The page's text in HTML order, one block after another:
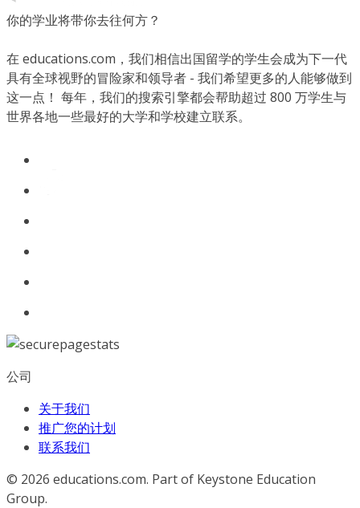
你的学业将带你去往何方？
在 educations.com，我们相信出国留学的学生会成为下一代
具有全球视野的冒险家和领导者 - 我们希望更多的人能够做到
这一点！ 每年，我们的搜索引擎都会帮助超过 800 万学生与
世界各地一些最好的大学和学校建立联系。
公司
关于我们
推广您的计划
联系我们
© 2026 educations.com. Part of Keystone Education
Group.